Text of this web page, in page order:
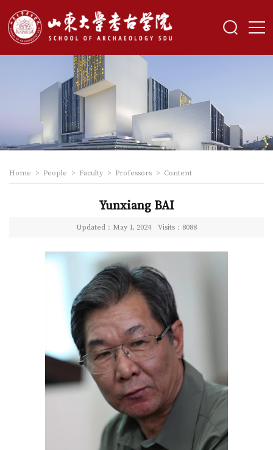
Home > People > Faculty > Professors > Content
Yunxiang BAI
Updated：May 1, 2024 Visits： 8088